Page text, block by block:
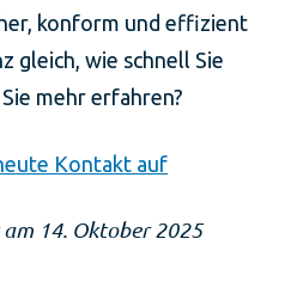
konform und effizient
gleich, wie schnell Sie
mehr erfahren?
Kontakt auf
14. Oktober 2025